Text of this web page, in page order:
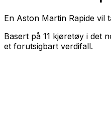
En Aston Martin Rapide vil
Basert på 11 kjøretøy i det
et forutsigbart verdifall.